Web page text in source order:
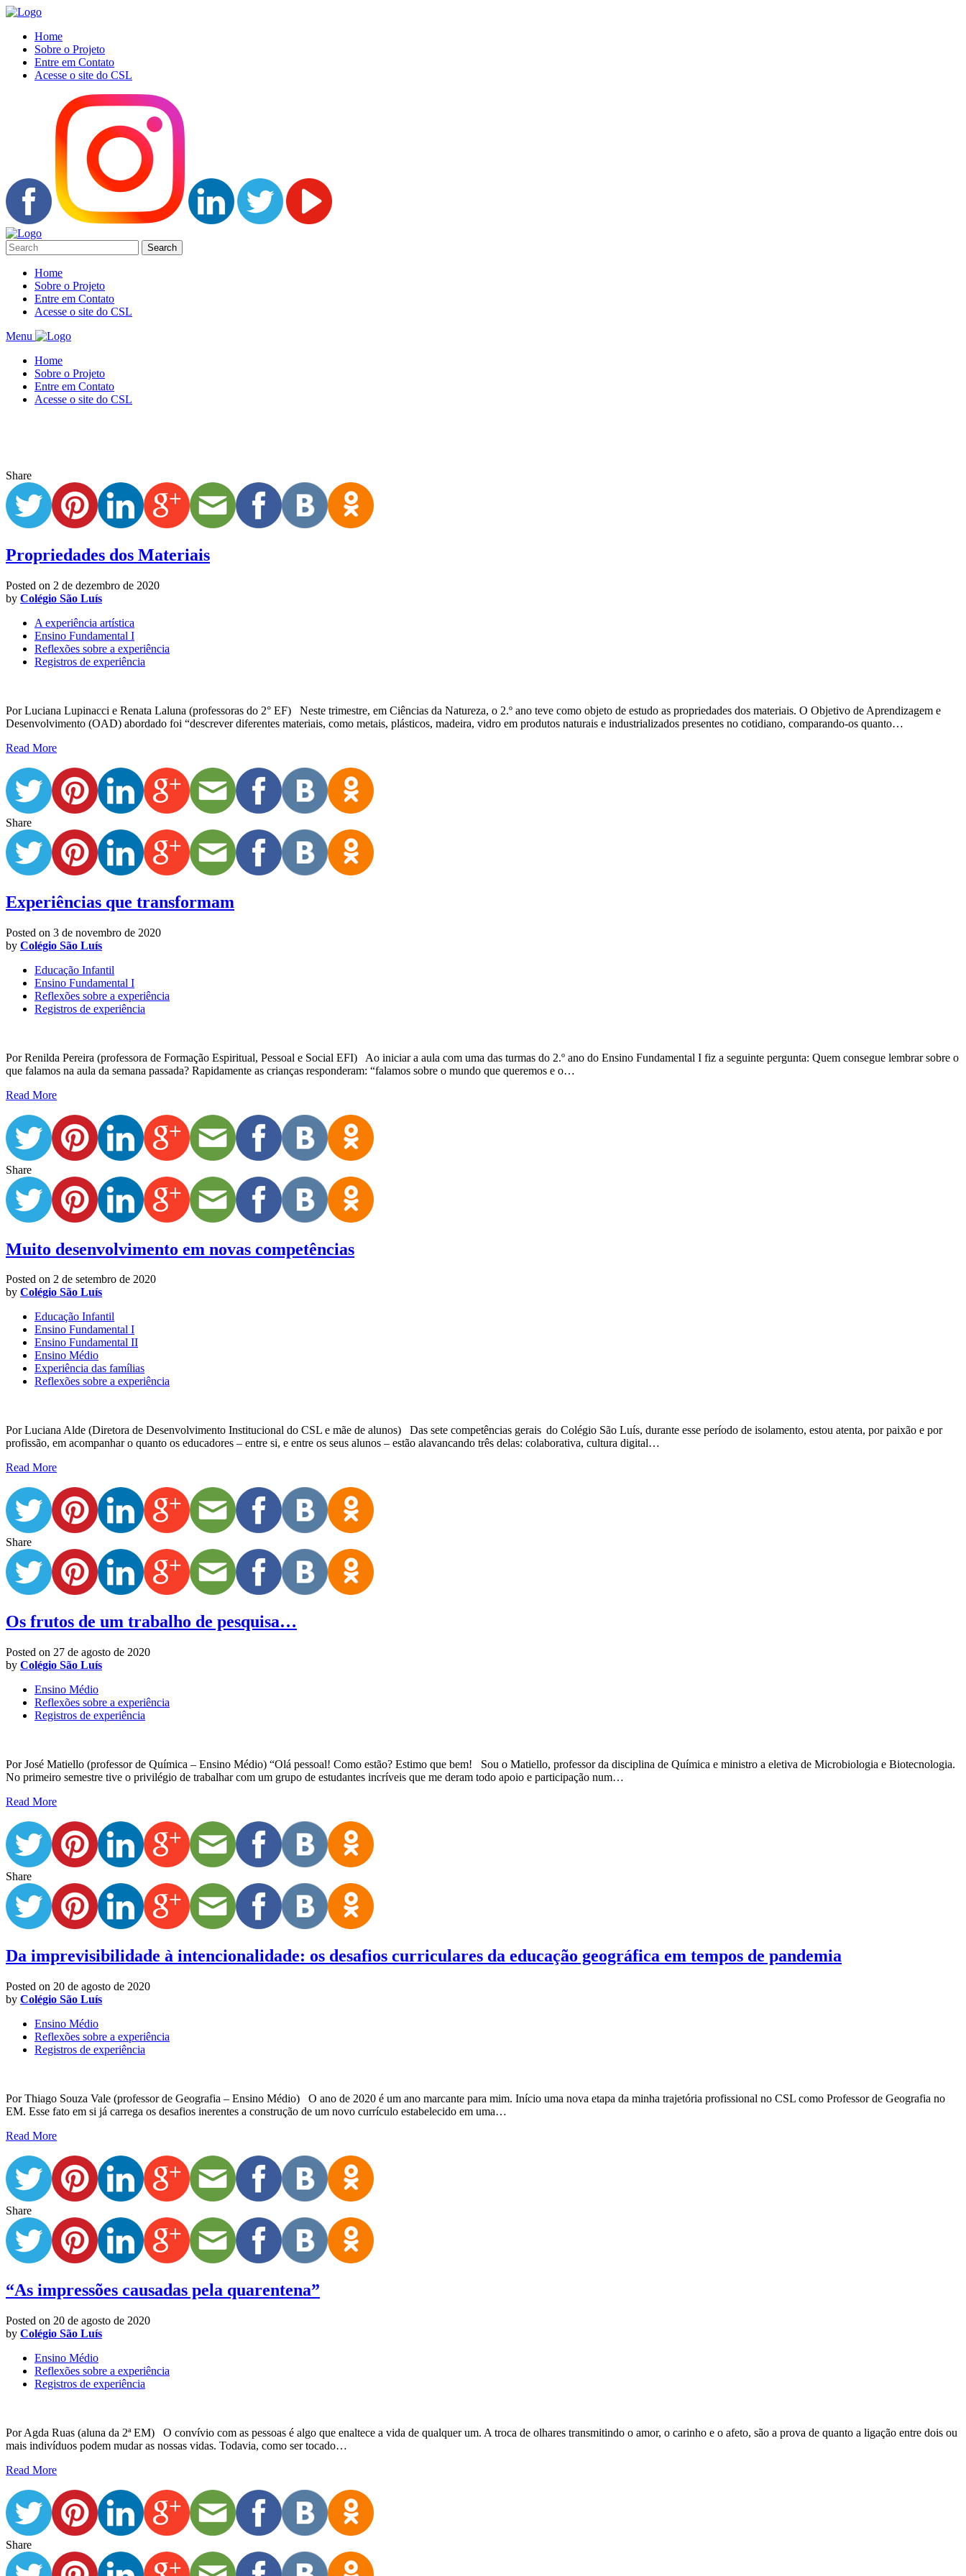
Home
Sobre o Projeto
Entre em Contato
Acesse o site do CSL
Home
Sobre o Projeto
Entre em Contato
Acesse o site do CSL
Menu
Home
Sobre o Projeto
Entre em Contato
Acesse o site do CSL
Share
Propriedades dos Materiais
Posted on 2 de dezembro de 2020
by Colégio São Luís
A experiência artística
Ensino Fundamental I
Reflexões sobre a experiência
Registros de experiência
Por Luciana Lupinacci e Renata Laluna (professoras do 2° EF) Neste trimestre, em Ciências da Natureza, o 2.º ano teve como objeto de estudo as propriedades dos materiais. O Objetivo de Aprendizagem e
Desenvolvimento (OAD) abordado foi “descrever diferentes materiais, como metais, plásticos, madeira, vidro em produtos naturais e industrializados presentes no cotidiano, comparando-os quanto…
Read More
Share
Experiências que transformam
Posted on 3 de novembro de 2020
by Colégio São Luís
Educação Infantil
Ensino Fundamental I
Reflexões sobre a experiência
Registros de experiência
Por Renilda Pereira (professora de Formação Espiritual, Pessoal e Social EFI) Ao iniciar a aula com uma das turmas do 2.º ano do Ensino Fundamental I fiz a seguinte pergunta: Quem consegue lembrar sobre o
que falamos na aula da semana passada? Rapidamente as crianças responderam: “falamos sobre o mundo que queremos e o…
Read More
Share
Muito desenvolvimento em novas competências
Posted on 2 de setembro de 2020
by Colégio São Luís
Educação Infantil
Ensino Fundamental I
Ensino Fundamental II
Ensino Médio
Experiência das famílias
Reflexões sobre a experiência
Por Luciana Alde (Diretora de Desenvolvimento Institucional do CSL e mãe de alunos) Das sete competências gerais do Colégio São Luís, durante esse período de isolamento, estou atenta, por paixão e por
profissão, em acompanhar o quanto os educadores – entre si, e entre os seus alunos – estão alavancando três delas: colaborativa, cultura digital…
Read More
Share
Os frutos de um trabalho de pesquisa…
Posted on 27 de agosto de 2020
by Colégio São Luís
Ensino Médio
Reflexões sobre a experiência
Registros de experiência
Por José Matiello (professor de Química – Ensino Médio) “Olá pessoal! Como estão? Estimo que bem! Sou o Matiello, professor da disciplina de Química e ministro a eletiva de Microbiologia e Biotecnologia.
No primeiro semestre tive o privilégio de trabalhar com um grupo de estudantes incríveis que me deram todo apoio e participação num…
Read More
Share
Da imprevisibilidade à intencionalidade: os desafios curriculares da educação geográfica em tempos de pandemia
Posted on 20 de agosto de 2020
by Colégio São Luís
Ensino Médio
Reflexões sobre a experiência
Registros de experiência
Por Thiago Souza Vale (professor de Geografia – Ensino Médio) O ano de 2020 é um ano marcante para mim. Início uma nova etapa da minha trajetória profissional no CSL como Professor de Geografia no
EM. Esse fato em si já carrega os desafios inerentes a construção de um novo currículo estabelecido em uma…
Read More
Share
“As impressões causadas pela quarentena”
Posted on 20 de agosto de 2020
by Colégio São Luís
Ensino Médio
Reflexões sobre a experiência
Registros de experiência
Por Agda Ruas (aluna da 2ª EM) O convívio com as pessoas é algo que enaltece a vida de qualquer um. A troca de olhares transmitindo o amor, o carinho e o afeto, são a prova de quanto a ligação entre dois ou
mais indivíduos podem mudar as nossas vidas. Todavia, como ser tocado…
Read More
Share